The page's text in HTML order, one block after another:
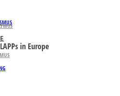
in Europe